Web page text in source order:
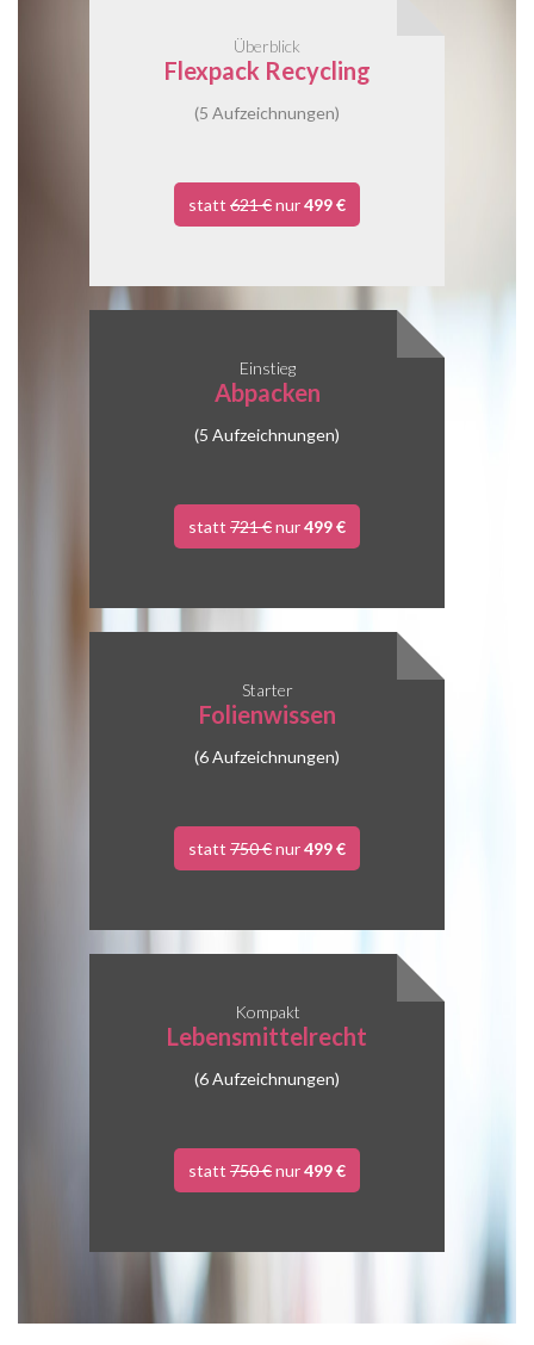
Überblick
Flexpack Recycling
(5 Aufzeichnungen)
statt 621 €nur499 €
Einstieg
Abpacken
(5 Aufzeichnungen)
statt 721 €nur499 €
Starter
Folienwissen
(6 Aufzeichnungen)
statt 750 €nur499 €
Kompakt
Lebensmittelrecht
(6 Aufzeichnungen)
statt 750 €nur499 €